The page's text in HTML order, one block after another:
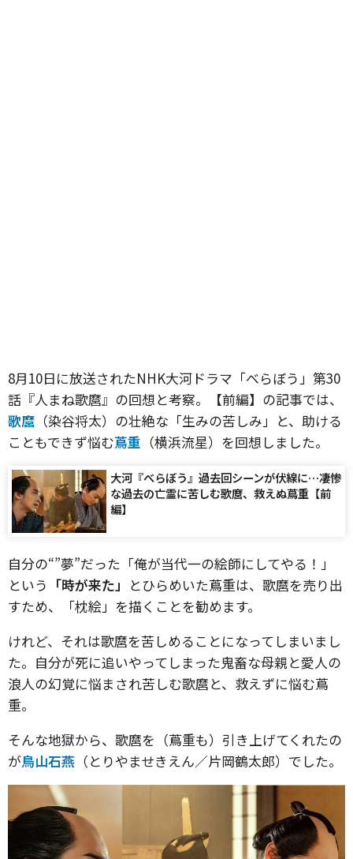
8月10日に放送されたNHK大河ドラマ「べらぼう」第30
話『人まね歌麿』の回想と考察。【前編】の記事では、
歌麿 （染谷将太）の壮絶な「生みの苦しみ」と、助ける
こともできず悩む蔦重 （横浜流星）を回想しました。
大河『べらぼう』過去回シーンが伏線に…凄惨
な過去の亡霊に苦しむ歌麿、救えぬ蔦重【前
編】
自分の“”夢”だった「俺が当代一の絵師にしてやる！」
という 「時が来た」 とひらめいた蔦重は、歌麿を売り出
すため、「枕絵」を描くことを勧めます。
けれど、それは歌麿を苦しめることになってしまいまし
た。自分が死に追いやってしまった鬼畜な母親と愛人の
浪人の幻覚に悩まされ苦しむ歌麿と、救えずに悩む蔦
重。
そんな地獄から、歌麿を（蔦重も）引き上げてくれたの
が鳥山石燕 （とりやませきえん／片岡鶴太郎）でした。